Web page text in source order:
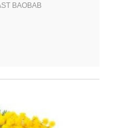
BAOBAB